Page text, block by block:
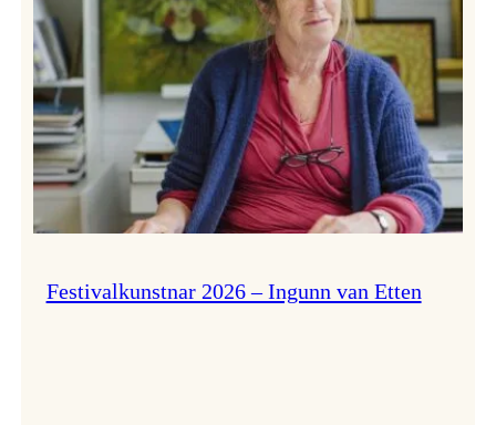
Festivalkunstnar 2026 – Ingunn van Etten